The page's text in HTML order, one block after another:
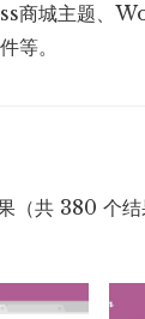
商城主题、
等。
（共 380 个结